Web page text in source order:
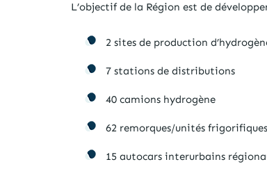
L’objectif de la Région est de
2 sites de production
7 stations de distributions
40 camions hydrogène
62 remorques/unités
15 autocars interurbains